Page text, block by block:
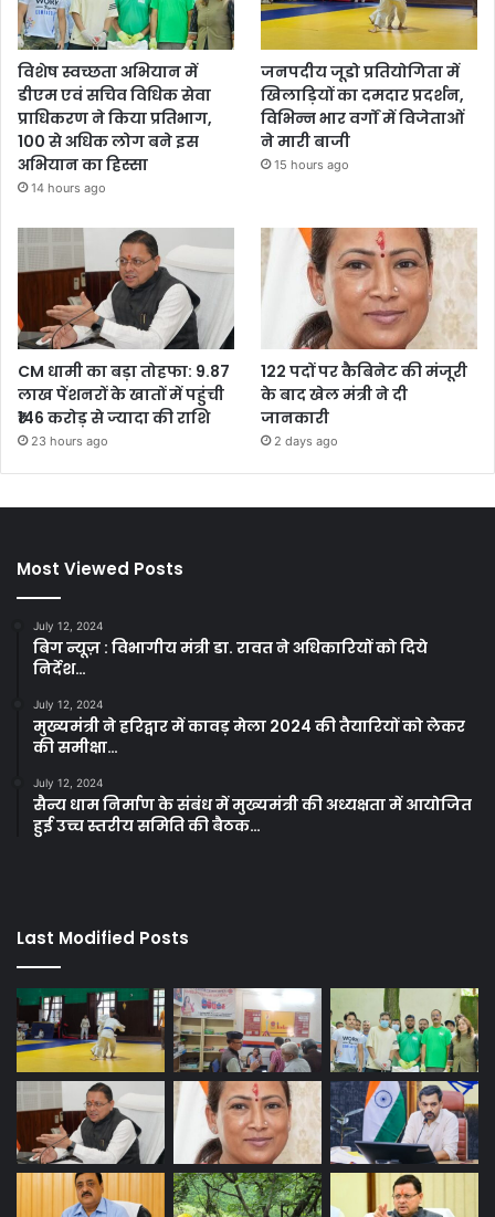
विशेष स्वच्छता अभियान में
डीएम एवं सचिव विधिक सेवा
प्राधिकरण ने किया प्रतिभाग,
100 से अधिक लोग बने इस
अभियान का हिस्सा
14 hours ago
जनपदीय जूडो प्रतियोगिता में
खिलाड़ियों का दमदार प्रदर्शन,
विभिन्न भार वर्गों में विजेताओं
ने मारी बाजी
15 hours ago
CM धामी का बड़ा तोहफा: 9.87
लाख पेंशनरों के खातों में पहुंची
₹146 करोड़ से ज्यादा की राशि
23 hours ago
122 पदों पर कैबिनेट की मंजूरी
के बाद खेल मंत्री ने दी
जानकारी
2 days ago
Most Viewed Posts
July 12, 2024
बिग न्यूज़ : विभागीय मंत्री डा. रावत ने अधिकारियों को दिये
निर्देश…
July 12, 2024
मुख्यमंत्री ने हरिद्वार में कावड़ मेला 2024 की तैयारियों को लेकर
की समीक्षा…
July 12, 2024
सैन्य धाम निर्माण के संबंध में मुख्यमंत्री की अध्यक्षता में आयोजित
हुई उच्च स्तरीय समिति की बैठक…
Last Modified Posts